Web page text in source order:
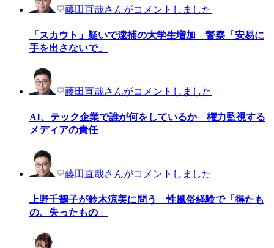
藤田直哉さんがコメントしました
「スカウト」疑いで逮捕の大学生増加 警察「安易に
手を出さないで」
藤田直哉さんがコメントしました
AI、テック企業で誰が何をしているか 権力監視する
メディアの責任
藤田直哉さんがコメントしました
上野千鶴子が鈴木涼美に問う 性風俗経験で「得たも
の、失ったもの」